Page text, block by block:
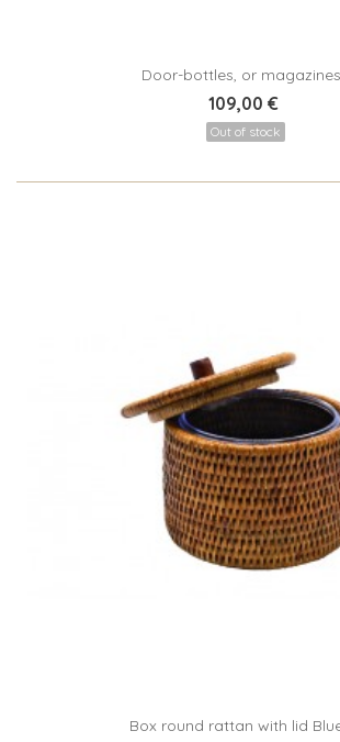
Door-bottles, or magazines...
109,00 €
Out of stock
Box round rattan with lid Blue